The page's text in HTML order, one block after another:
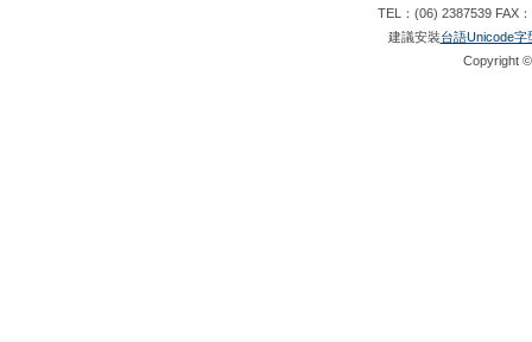
TEL：(06) 2387539 FAX
建議安裝台語Unicode字
Copyright